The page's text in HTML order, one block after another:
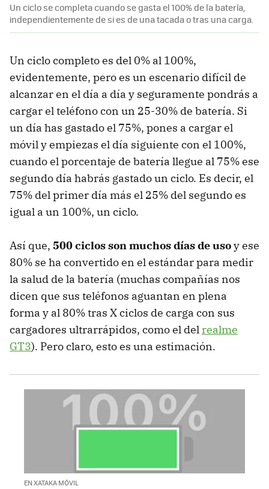
Un ciclo se completa cuando se gasta el 100% de la batería,
independientemente de si es de una tacada o tras una carga.
Un ciclo completo es del 0% al 100%,
evidentemente, pero es un escenario difícil de
alcanzar en el día a día y seguramente pondrás a
cargar el teléfono con un 25-30% de batería. Si
un día has gastado el 75%, pones a cargar el
móvil y empiezas el día siguiente con el 100%,
cuando el porcentaje de batería llegue al 75% ese
segundo día habrás gastado un ciclo. Es decir, el
75% del primer día más el 25% del segundo es
igual a un 100%, un ciclo.
Así que, 500 ciclos son muchos días de usoy ese
80% se ha convertido en el estándar para medir
la salud de la batería (muchas compañías nos
dicen que sus teléfonos aguantan en plena
forma y al 80% tras X ciclos de carga con sus
cargadores ultrarrápidos, como el del realme
GT3). Pero claro, esto es una estimación.
EN XATAKA MÓVIL